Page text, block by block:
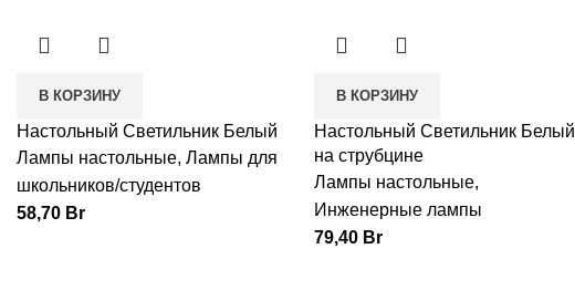
В КОРЗИНУ
Настольный Светильник Белый
Лампы настольные, Лампы для
школьников/студентов
58,70 Br
В КОРЗИНУ
Настольный Светильник Белый
на струбцине
Лампы настольные,
Инженерные лампы
79,40 Br